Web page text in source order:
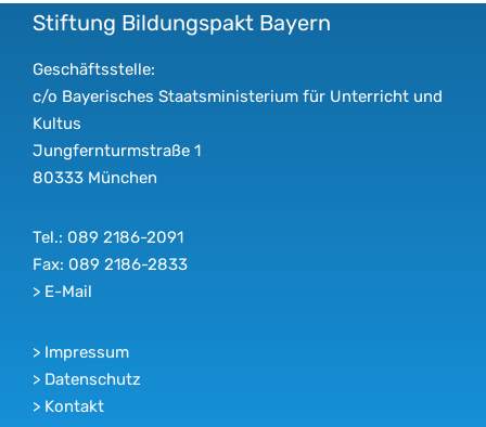
Stiftung Bildungspakt Bayern
Geschäftsstelle:
c/o Bayerisches Staatsministerium für Unterricht und
Kultus
Jungfernturmstraße 1
80333 München
Tel.: 089 2186-2091
Fax: 089 2186-2833
> E-Mail
> Impressum
> Datenschutz
> Kontakt